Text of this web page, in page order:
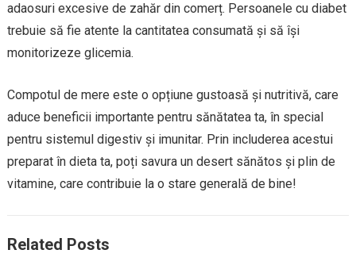
adaosuri excesive de zahăr din comerț. Persoanele cu diabet
trebuie să fie atente la cantitatea consumată și să își
monitorizeze glicemia.
Compotul de mere este o opțiune gustoasă și nutritivă, care
aduce beneficii importante pentru sănătatea ta, în special
pentru sistemul digestiv și imunitar. Prin includerea acestui
preparat în dieta ta, poți savura un desert sănătos și plin de
vitamine, care contribuie la o stare generală de bine!
Related Posts